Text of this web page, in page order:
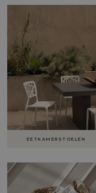
EETKAMERSTOELEN